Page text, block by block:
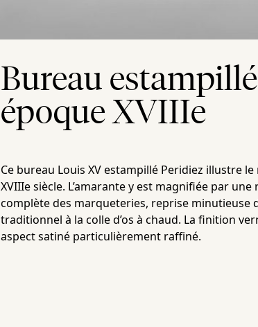
Bureau
époque XVIIIe
Ce bureau Louis XV estampillé Peridiez illustre
XVIIIe siècle. L’amarante y est magnifiée par
complète des marqueteries, reprise minutieuse
traditionnel à la colle d’os à chaud. La finition
aspect satiné particulièrement raffiné.